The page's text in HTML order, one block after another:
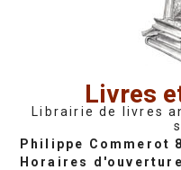
Livres
Librairie de livres